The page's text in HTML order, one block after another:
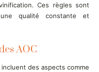
Ces règles sont
qualité constante et
AOC
des aspects comme